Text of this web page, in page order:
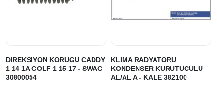
DIREKSIYON KORUGU CADDY
1 14 1A GOLF 1 15 17 - SWAG
30800054
KLIMA RADYATORU
KONDENSER KURUTUCULU
AL/AL A - KALE 382100